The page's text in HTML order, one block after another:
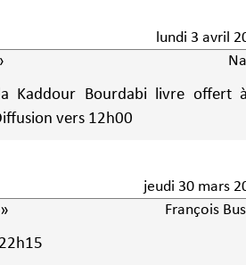
lundi 3 avril
Bourdabi livre offert à
vers 12h00
jeudi 30 mars
François